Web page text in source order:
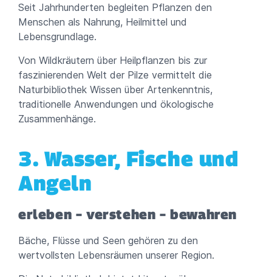
Seit Jahrhunderten begleiten Pflanzen den
Menschen als Nahrung, Heilmittel und
Lebensgrundlage.
Von Wildkräutern über Heilpflanzen bis zur
faszinierenden Welt der Pilze vermittelt die
Naturbibliothek Wissen über Artenkenntnis,
traditionelle Anwendungen und ökologische
Zusammenhänge.
3. Wasser, Fische und
Angeln
erleben – verstehen – bewahren
Bäche, Flüsse und Seen gehören zu den
wertvollsten Lebensräumen unserer Region.